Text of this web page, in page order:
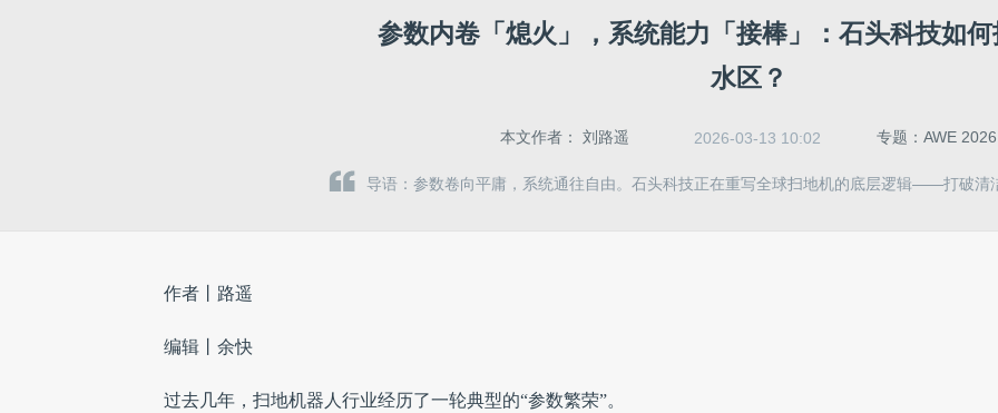
参数内卷「熄火」，系统能力「接棒」：石头科技如
水区？
本文作者： 刘路遥 2026-03-13 10:02 专题：AWE 2026
导语：参数卷向平庸，系统通往自由。石头科技正在重写全球扫地机的底层逻辑——打破清
作者丨路遥
编辑丨余快
过去几年，扫地机器人行业经历了一轮典型的“参数繁荣”。